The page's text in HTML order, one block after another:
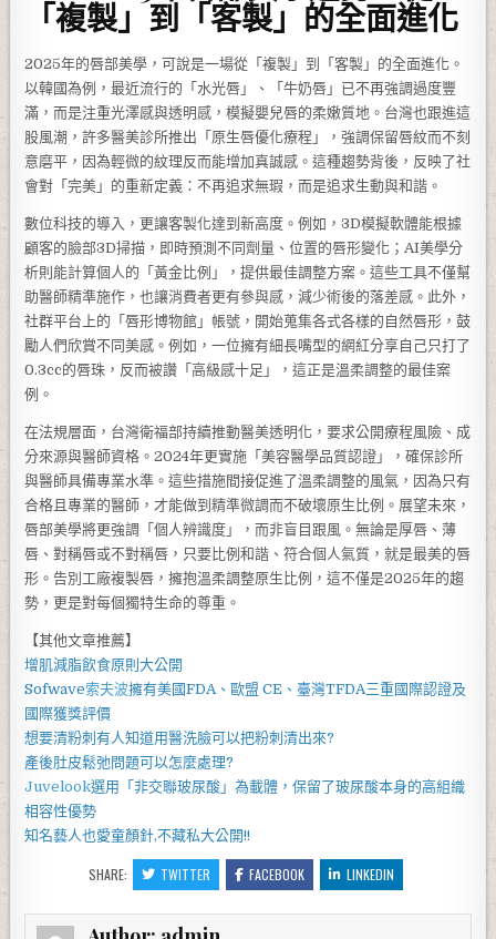
「複製」到「客製」的全面進化
2025年的唇部美學，可說是一場從「複製」到「客製」的全面進化。
以韓國為例，最近流行的「水光唇」、「牛奶唇」已不再強調過度豐
滿，而是注重光澤感與透明感，模擬嬰兒唇的柔嫩質地。台灣也跟進這
股風潮，許多醫美診所推出「原生唇優化療程」，強調保留唇紋而不刻
意磨平，因為輕微的紋理反而能增加真誠感。這種趨勢背後，反映了社
會對「完美」的重新定義：不再追求無瑕，而是追求生動與和諧。
數位科技的導入，更讓客製化達到新高度。例如，3D模擬軟體能根據
顧客的臉部3D掃描，即時預測不同劑量、位置的唇形變化；AI美學分
析則能計算個人的「黃金比例」，提供最佳調整方案。這些工具不僅幫
助醫師精準施作，也讓消費者更有參與感，減少術後的落差感。此外，
社群平台上的「唇形博物館」帳號，開始蒐集各式各樣的自然唇形，鼓
勵人們欣賞不同美感。例如，一位擁有細長嘴型的網紅分享自己只打了
0.3cc的唇珠，反而被讚「高級感十足」，這正是溫柔調整的最佳案
例。
在法規層面，台灣衛福部持續推動醫美透明化，要求公開療程風險、成
分來源與醫師資格。2024年更實施「美容醫學品質認證」，確保診所
與醫師具備專業水準。這些措施間接促進了溫柔調整的風氣，因為只有
合格且專業的醫師，才能做到精準微調而不破壞原生比例。展望未來，
唇部美學將更強調「個人辨識度」，而非盲目跟風。無論是厚唇、薄
唇、對稱唇或不對稱唇，只要比例和諧、符合個人氣質，就是最美的唇
形。告別工廠複製唇，擁抱溫柔調整原生比例，這不僅是2025年的趨
勢，更是對每個獨特生命的尊重。
【其他文章推薦】
增肌減脂飲食原則大公開
Sofwave索夫波擁有美國FDA、歐盟 CE、臺灣TFDA三重國際認證及
國際獲獎評價
想要清粉刺有人知道用醫洗臉可以把粉刺清出來?
產後肚皮鬆弛 問題可以怎麼處理?
Juvelook選用「非交聯玻尿酸」為載體，保留了玻尿酸本身的高組織
相容性優勢
知名藝人也愛童顏針,不藏私大公開!!
SHARE: TWITTER FACEBOOK LINKEDIN